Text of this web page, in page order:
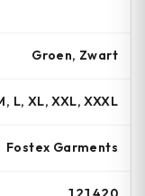
Groen, Zwart
L, XL, XXL, XXXL
Fostex Garments